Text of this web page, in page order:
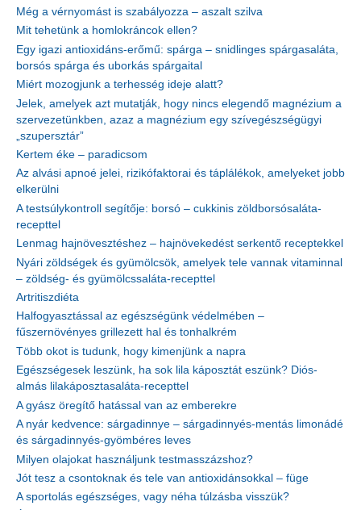
Még a vérnyomást is szabályozza – aszalt szilva
Mit tehetünk a homlokráncok ellen?
Egy igazi antioxidáns-erőmű: spárga – snidlinges spárgasaláta,
borsós spárga és uborkás spárgaital
Miért mozogjunk a terhesség ideje alatt?
Jelek, amelyek azt mutatják, hogy nincs elegendő magnézium a
szervezetünkben, azaz a magnézium egy szívegészségügyi
„szupersztár”
Kertem éke – paradicsom
Az alvási apnoé jelei, rizikófaktorai és táplálékok, amelyeket jobb
elkerülni
A testsúlykontroll segítője: borsó – cukkinis zöldborsósaláta-
recepttel
Lenmag hajnövesztéshez – hajnövekedést serkentő receptekkel
Nyári zöldségek és gyümölcsök, amelyek tele vannak vitaminnal
– zöldség- és gyümölcssaláta-recepttel
Artritiszdiéta
Halfogyasztással az egészségünk védelmében –
fűszernövényes grillezett hal és tonhalkrém
Több okot is tudunk, hogy kimenjünk a napra
Egészségesek leszünk, ha sok lila káposztát eszünk? Diós-
almás lilakáposztasaláta-recepttel
A gyász öregítő hatással van az emberekre
A nyár kedvence: sárgadinnye – sárgadinnyés-mentás limonádé
és sárgadinnyés-gyömbéres leves
Milyen olajokat használjunk testmasszázshoz?
Jót tesz a csontoknak és tele van antioxidánsokkal – füge
A sportolás egészséges, vagy néha túlzásba visszük?